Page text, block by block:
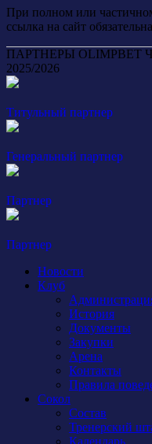
При полном или
ссылка на сайт
ПАРТНЕРЫ
2025/2026
Титульный партнер
Генеральный партнер
Партнер
Партнер
Новости
Клуб
История
Документы
Закупки
Арена
Контакты
Правила
Сокол
Состав
Тренерский
Календарь